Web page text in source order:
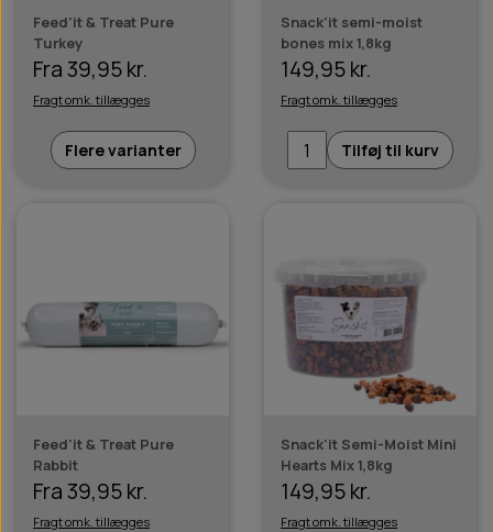
Feed'it & Treat Pure
Turkey
Fra 39,95 kr.
Fragt omk. tillægges
Flere varianter
Snack'it semi-moist
bones mix 1,8kg
149,95 kr.
Fragt omk. tillægges
Tilføj til kurv
Feed'it & Treat Pure
Rabbit
Fra 39,95 kr.
Fragt omk. tillægges
Snack'it Semi-Moist Mini
Hearts Mix 1,8kg
149,95 kr.
Fragt omk. tillægges